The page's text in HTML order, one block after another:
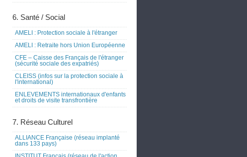
6. Santé / Social
AMELI : Protection sociale à l'étranger
AMELI : Retraite hors Union Européenne
CFE – Caisse des Français de l'étranger
(sécurité sociale des expatriés)
CLEISS (infos sur la protection sociale à
l'international)
ENLEVEMENTS internationaux d'enfants
et droits de visite transfrontière
7. Réseau Culturel
ALLIANCE Française (réseau implanté
dans 133 pays)